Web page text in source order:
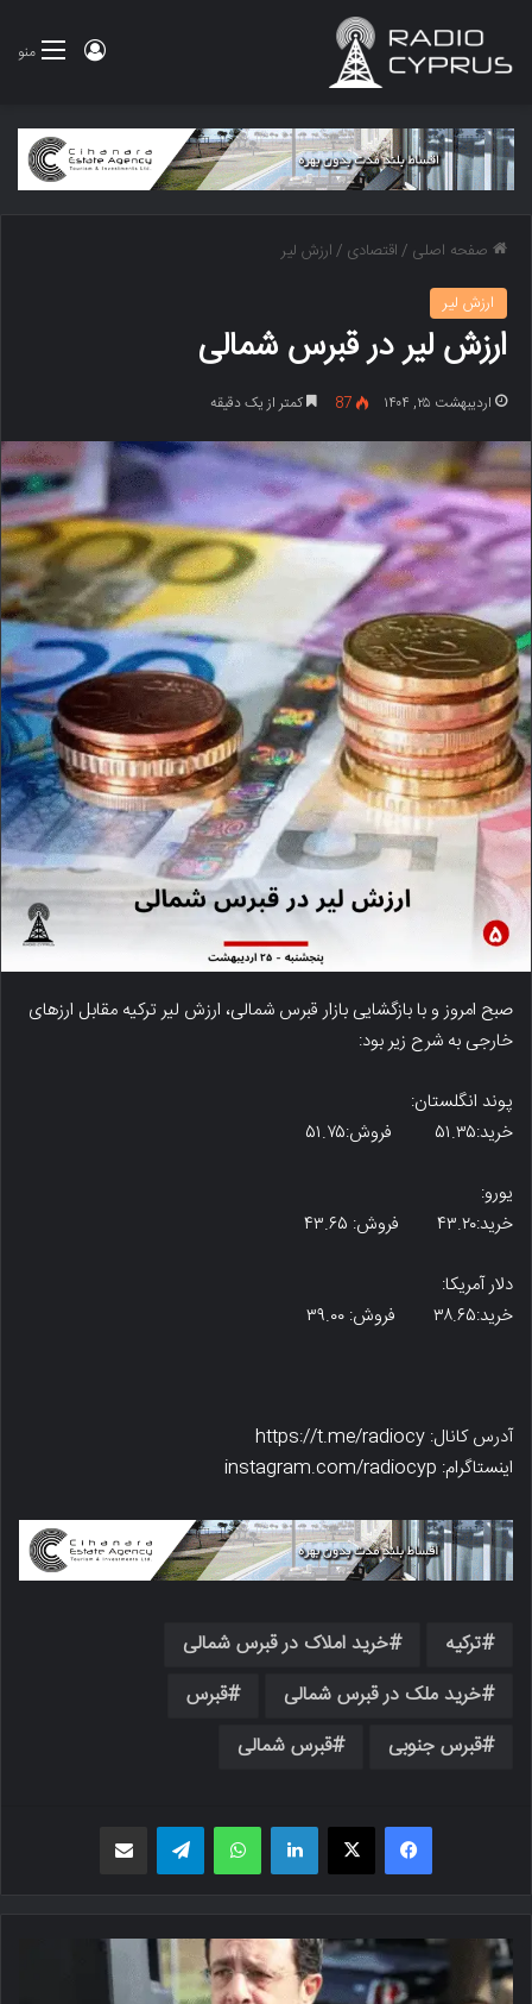
منو ورود
صفحه اصلی /اقتصادی /ارزش لیر
ارزش لیر
ارزش لیر در قبرس شمالی
اردیبهشت ۲۵, ۱۴۰۴ 87 کمتر از یک دقیقه
صبح امروز و با بازگشایی بازار قبرس شمالی، ارزش لیر ترکیه مقابل ارزهای
خارجی به شرح زیر بود:
پوند انگلستان:
خرید:۵۱.۳۵ فروش:۵۱.۷۵
یورو:
خرید:۴۳.۲۰ فروش: ۴۳.۶۵
دلار آمریکا:
خرید:۳۸.۶۵ فروش: ۳۹.۰۰
آدرس کانال: https://t.me/radiocy
اینستاگرام: instagram.com/radiocyp
ترکیه
خرید املاک در قبرس شمالی
خرید ملک در قبرس شمالی
قبرس
قبرس جنوبی
قبرس شمالی
فیسبوک X لینکدین واتس اپ